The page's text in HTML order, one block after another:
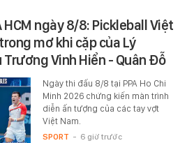
HCM ngày 8/8: Pickleball Việt
mơ khi cặp của Lý
Vinh Hiển - Quân Đỗ
Ngày thi đấu 8/8 tại PPA Ho Chi
Minh 2026 chứng kiến màn trình
diễn ấn tượng của các tay vợt
Việt Nam.
SPORT - 6 giờ trước